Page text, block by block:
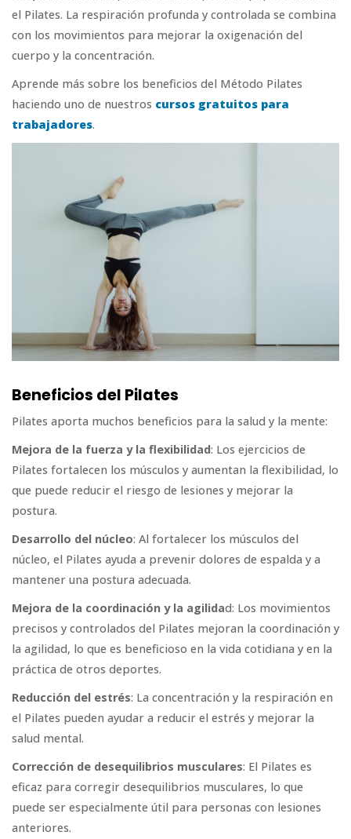
el Pilates. La respiración profunda y controlada se combina
con los movimientos para mejorar la oxigenación del
cuerpo y la concentración.
Aprende más sobre los beneficios del Método Pilates
haciendo uno de nuestros cursos gratuitos para
trabajadores.
Beneficios del Pilates
Pilates aporta muchos beneficios para la salud y la mente:
Mejora de la fuerza y la flexibilidad: Los ejercicios de
Pilates fortalecen los músculos y aumentan la flexibilidad, lo
que puede reducir el riesgo de lesiones y mejorar la
postura.
Desarrollo del núcleo: Al fortalecer los músculos del
núcleo, el Pilates ayuda a prevenir dolores de espalda y a
mantener una postura adecuada.
Mejora de la coordinación y la agilidad: Los movimientos
precisos y controlados del Pilates mejoran la coordinación y
la agilidad, lo que es beneficioso en la vida cotidiana y en la
práctica de otros deportes.
Reducción del estrés: La concentración y la respiración en
el Pilates pueden ayudar a reducir el estrés y mejorar la
salud mental.
Corrección de desequilibrios musculares: El Pilates es
eficaz para corregir desequilibrios musculares, lo que
puede ser especialmente útil para personas con lesiones
anteriores.